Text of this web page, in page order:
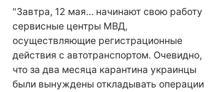
"Завтра, 12 мая... начинают свою работу
сервисные центры МВД,
осуществляющие регистрационные
действия с автотранспортом. Очевидно,
что за два месяца карантина украинцы
были вынуждены откладывать операции